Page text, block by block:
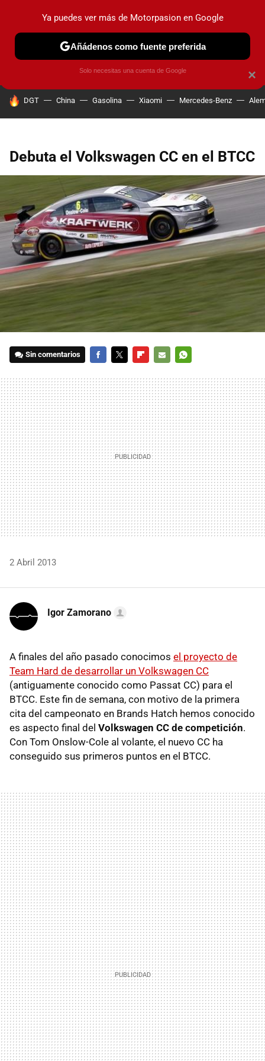
PRUEBAS COCHES ELÉCTRICOS OBSERVATORIO
HOY SE HABLA DE
DGT China Gasolina Xiaomi Mercedes-Benz
Debuta el Volkswagen CC en el BTCC
Sin comentarios
MAIL
2 Abril 2013
Igor Zamorano
A finales del año pasado conocimos el proyecto de
Team Hard de desarrollar un Volkswagen CC
(antiguamente conocido como Passat CC) para el
BTCC. Este fin de semana, con motivo de la primera
cita del campeonato en Brands Hatch hemos conocido
es aspecto final del Volkswagen CC de competición.
Con Tom Onslow-Cole al volante, el nuevo CC ha
conseguido sus primeros puntos en el BTCC.
×
Ya puedes ver más de Motorpasion en Google
Añádenos como fuente preferida
Solo necesitas una cuenta de Google